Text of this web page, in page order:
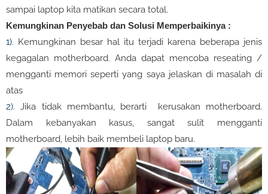
sampai laptop kita matikan secara total.
Kemungkinan Penyebab dan Solusi Memperbaikinya :
1). Kemungkinan besar hal itu terjadi karena beberapa jenis
kegagalan motherboard. Anda dapat mencoba reseating /
mengganti memori seperti yang saya jelaskan di masalah di
atas
2). Jika tidak membantu, berarti kerusakan motherboard.
Dalam kebanyakan kasus, sangat sulit mengganti
motherboard, lebih baik membeli laptop baru.